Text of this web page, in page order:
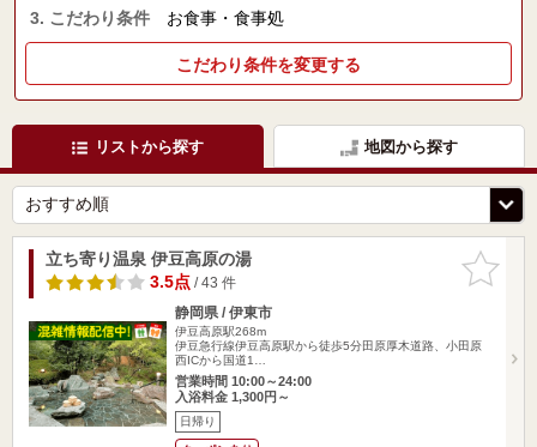
3. こだわり条件 お食事・食事処
こだわり条件を変更する
リストから探す 地図から探す
お気に入
りに追加
立ち寄り温泉 伊豆高原の湯
3.5点/ 43 件
静岡県 / 伊東市
伊豆高原駅268m
伊豆急行線伊豆高原駅から徒歩5分田原厚木道路、小田原
西ICから国道1…
営業時間 10:00～24:00
入浴料金 1,300円～
日帰り